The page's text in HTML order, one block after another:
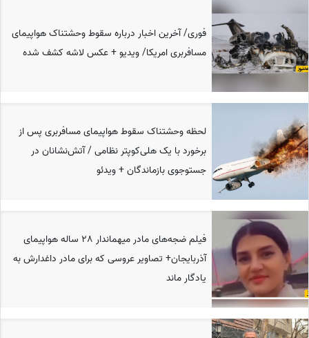
فوری/ آخرین اخبار درباره سقوط وحشتناک هواپیمای
مسافربری امریکا/ ویدیو + عکس لاشه کشف شده
لحظه وحشتناک سقوط هواپیمای مسافربری پس از
برخورد با یک هلی‌کوپتر نظامی / آتش‌نشانان در
جستوجوی بازماندگان + ویدئو
فیلم ضجه‌های مادر میهماندار 28 ساله هواپیمای
آذربایجان+ تصاویر عروسی که برای مادر داغدارش به
یادگار ماند